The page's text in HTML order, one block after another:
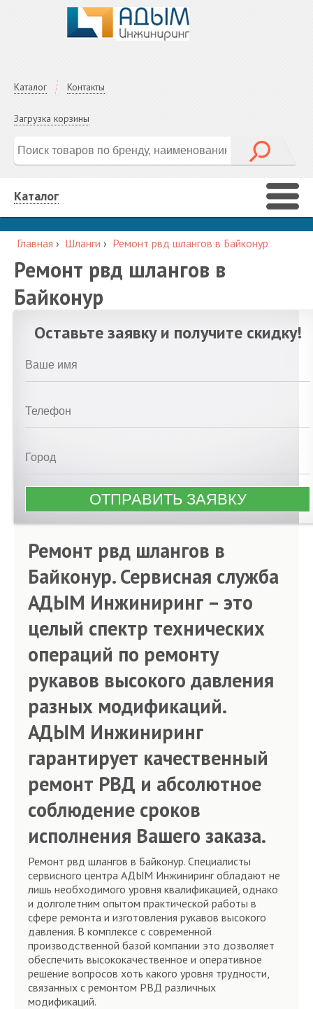
Каталог Контакты
Загрузка корзины
Каталог
Главная › Шланги › Ремонт рвд шлангов в Байконур
Ремонт рвд шлангов в
Байконур
Оставьте заявку и получите скидку!
Ремонт рвд шлангов в
Байконур. Сервисная служба
АДЫМ Инжиниринг – это
целый спектр технических
операций по ремонту
рукавов высокого давления
разных модификаций.
АДЫМ Инжиниринг
гарантирует качественный
ремонт РВД и абсолютное
соблюдение сроков
исполнения Вашего заказа.
Ремонт рвд шлангов в Байконур. Специалисты
сервисного центра АДЫМ Инжиниринг обладают не
лишь необходимого уровня квалификацией, однако
и долголетним опытом практической работы в
сфере ремонта и изготовления рукавов высокого
давления. В комплексе с современной
производственной базой компании это дозволяет
обеспечить высококачественное и оперативное
решение вопросов хоть какого уровня трудности,
связанных с ремонтом РВД различных
модификаций.